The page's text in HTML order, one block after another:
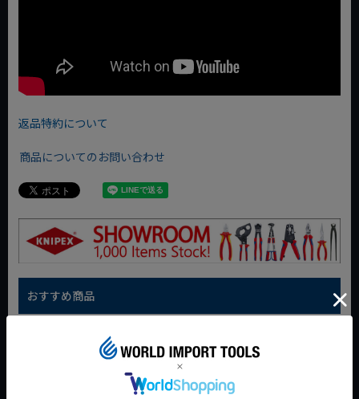
返品特約について
商品についてのお問い合わせ
おすすめ商品